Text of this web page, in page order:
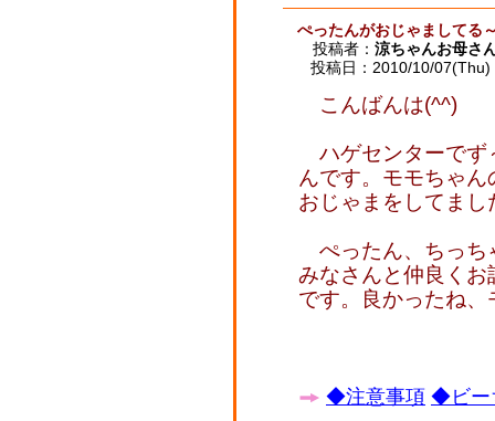
ぺったんがおじゃましてる
投稿者： 涼ちゃんお母さ
投稿日：2010/10/
こんばんは(^^)
ハゲセンターでず
んです。モモちゃ
おじゃまをしてまし
ぺったん、ちっち
みなさんと仲良く
です。良かったね
◆注意事項 ◆ビー